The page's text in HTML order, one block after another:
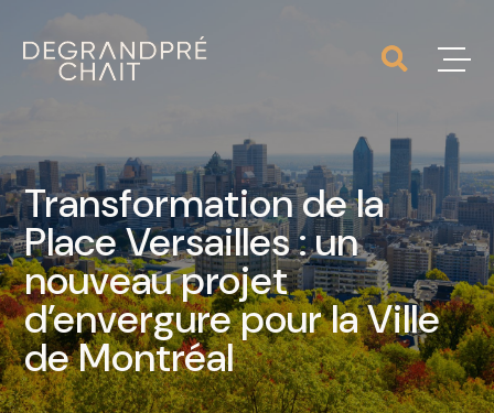
Transformation de la
Place Versailles : un
nouveau projet
d’envergure pour la Ville
de Montréal